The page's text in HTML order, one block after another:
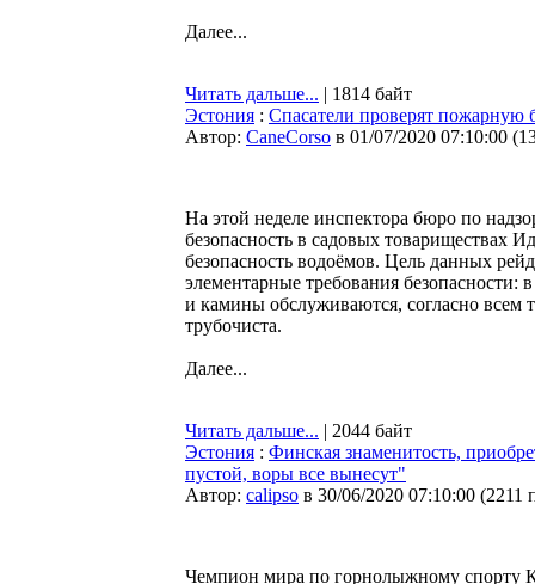
Далее...
Читать дальше... | 1814 байт
Эстония : Спасатели проверят пожарную
Автор: CaneCorso в 01/07/2020 07:10:00 (
На этой неделе инспектора бюро по
безопасность в садовых товариществах
безопасность водоёмов. Цель данных
элементарные требования
и камины обслуживаются, согласно всем
трубочиста.
Далее...
Читать дальше... | 2044 байт
Эстония : Финская знаменитость,
пустой, воры все вынесут"
Автор: calipso в 30/06/2020 07:10:00 (2211
Чемпион мира по горнолыжному спорту